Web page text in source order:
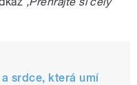
srdce, která umí